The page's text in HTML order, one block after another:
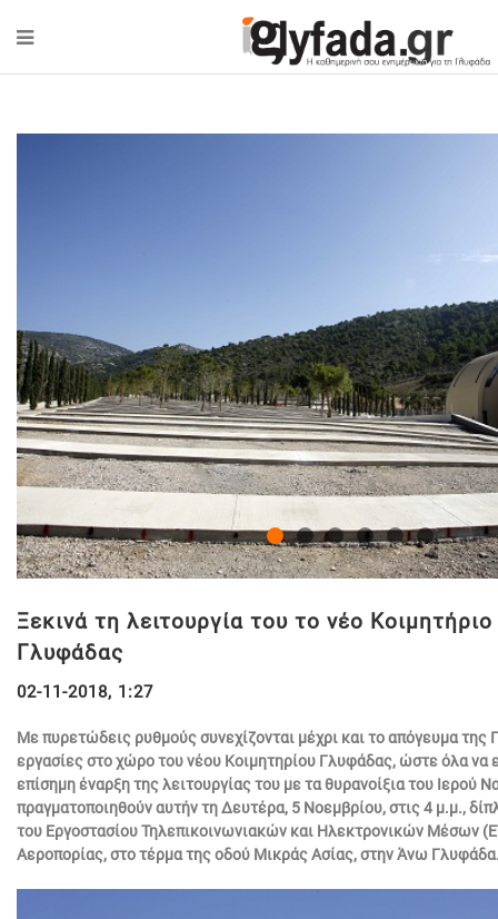
Ξεκινά τη λειτουργία του το νέο
Γλυφάδας
02-11-2018, 1:27
Με πυρετώδεις ρυθμούς συνεχίζονται μέχρι και το απόγευμα
εργασίες στο χώρο του νέου Κοιμητηρίου Γλυφάδας, ώστε όλα να
επίσημη έναρξη της λειτουργίας του με τα θυρανοίξια του Ιερού
πραγματοποιηθούν αυτήν τη Δευτέρα, 5 Νοεμβρίου, στις 4 μ.μ.,
του Εργοστασίου Τηλεπικοινωνιακών και Ηλεκτρονικών Μέσων
Αεροπορίας, στο τέρμα της οδού Μικράς Ασίας, στην Άνω